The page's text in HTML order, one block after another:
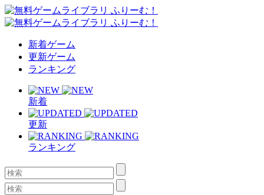
新着ゲーム
更新ゲーム
ランキング
新着
更新
ランキング